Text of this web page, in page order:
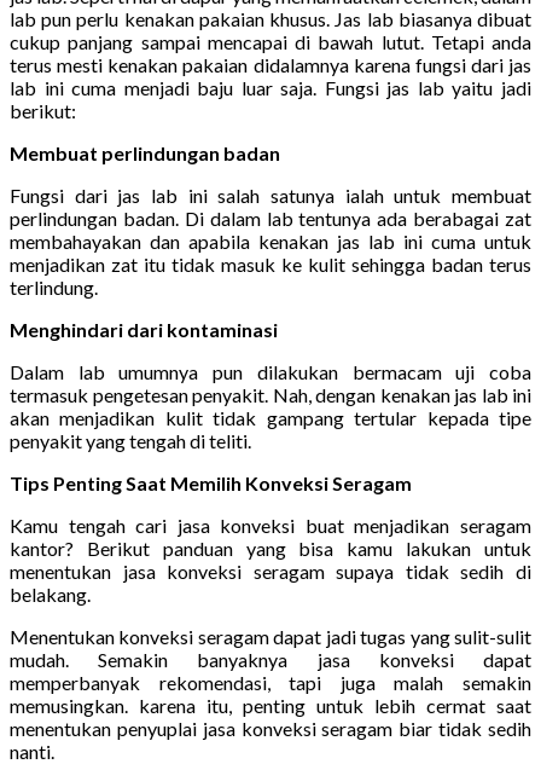
lab pun perlu kenakan pakaian khusus. Jas lab biasanya dibuat
cukup panjang sampai mencapai di bawah lutut. Tetapi anda
terus mesti kenakan pakaian didalamnya karena fungsi dari jas
lab ini cuma menjadi baju luar saja. Fungsi jas lab yaitu jadi
berikut:
Membuat perlindungan badan
Fungsi dari jas lab ini salah satunya ialah untuk membuat
perlindungan badan. Di dalam lab tentunya ada berabagai zat
membahayakan dan apabila kenakan jas lab ini cuma untuk
menjadikan zat itu tidak masuk ke kulit sehingga badan terus
terlindung.
Menghindari dari kontaminasi
Dalam lab umumnya pun dilakukan bermacam uji coba
termasuk pengetesan penyakit. Nah, dengan kenakan jas lab ini
akan menjadikan kulit tidak gampang tertular kepada tipe
penyakit yang tengah di teliti.
Tips Penting Saat Memilih Konveksi Seragam
Kamu tengah cari jasa konveksi buat menjadikan seragam
kantor? Berikut panduan yang bisa kamu lakukan untuk
menentukan jasa konveksi seragam supaya tidak sedih di
belakang.
Menentukan konveksi seragam dapat jadi tugas yang sulit-sulit
mudah. Semakin banyaknya jasa konveksi dapat
memperbanyak rekomendasi, tapi juga malah semakin
memusingkan. karena itu, penting untuk lebih cermat saat
menentukan penyuplai jasa konveksi seragam biar tidak sedih
nanti.